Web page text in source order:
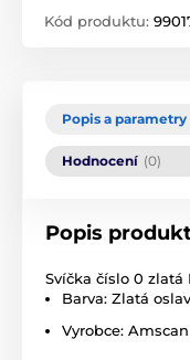
Kód produktu:
Popis a parametry
Hodnocení (0)
Popis
Svíčka číslo 0 zlatá
Barva: Zlatá
Vyrobce: Amscan